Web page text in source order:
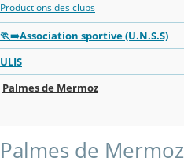
Productions des clubs
🏃‍➡️Association sportive (U.N.S.S)
ULIS
Palmes de Mermoz
Palmes de Mermoz